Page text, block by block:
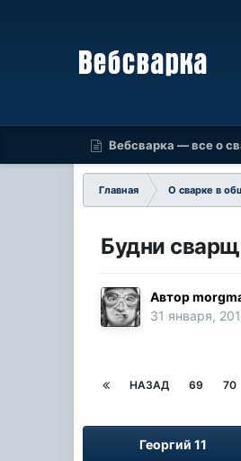
Вебсварка — все о
Главная О сварке в
Будни
Автор
31 января,
НАЗАД 69 70
Георгий 11